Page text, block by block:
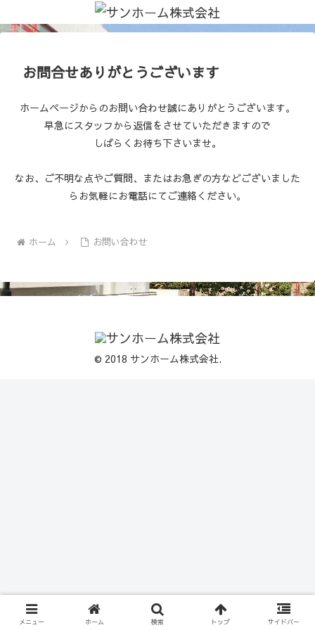
お問合せありがとうございます
ホームページからのお問い合わせ誠にありがとうございます。
早急にスタッフから返信をさせていただきますので
しばらくお待ち下さいませ。
なお、ご不明な点やご質問、またはお急ぎの方などございました
らお気軽にお電話にてご連絡ください。
ホーム お問い合わせ
© 2018 サンホーム株式会社.
メニュー ホーム 検索 トップ サイドバー